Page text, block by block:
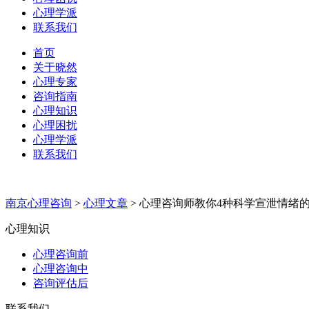
心理学派
联系我们
首页
关于晓然
心理专家
咨询指南
心理知识
心理困扰
心理学派
联系我们
南京心理咨询 > 心理文章 > 心理咨询师教你4种科学宣泄情绪
心理知识
心理咨询前
心理咨询中
咨询评估后